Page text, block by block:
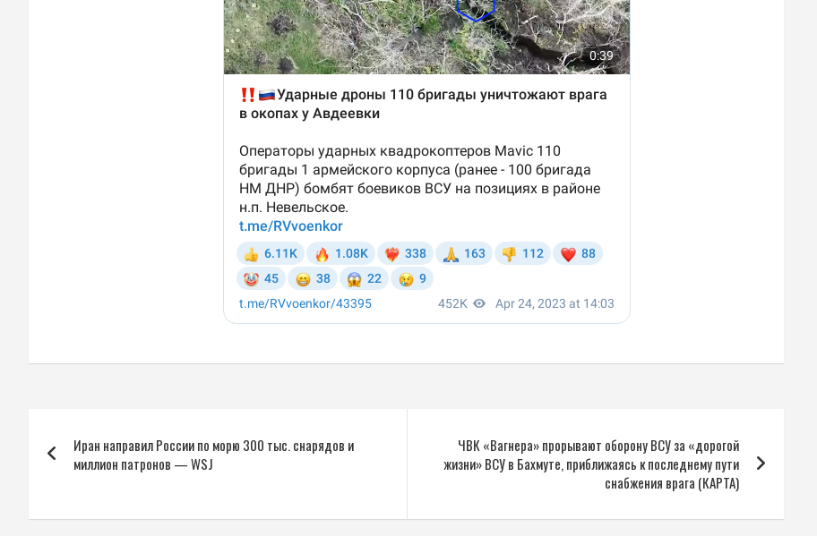
по
Иран направил России по морю 300 тыс. снарядов и
миллион патронов — WSJ
ЧВК «Вагнера» прорывают оборону ВСУ за «дорогой
жизни» ВСУ в Бахмуте, приближаясь к последнему пути
снабжения врага (КАРТА)